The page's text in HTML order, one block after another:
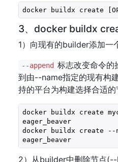
docker buildx create
3、docker buildx
1）向现有的builder添加
--append 标志改变命令的
到由--name指定的现有构
持的平台为构建选择合适的
docker buildx create
eager_beaver
docker buildx create --
eager_beaver
2）从builder中删除节点